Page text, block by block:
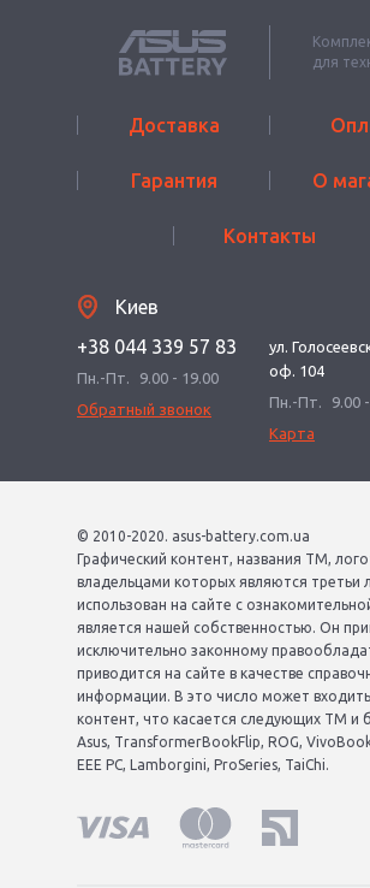
для
Доставка
Гарантия О
Контакты
Киев
+38 044 339 57 83
Пн.-Пт.
9.00 - 19.00
Обратный звонок
ул.
оф. 104
Пн.-Пт.
9.00
Карта
© 2010-2020. asus-battery.com.ua
Графический контент, названия ТМ,
владельцами которых являются третьи
использован на сайте с
является нашей собственностью. Он
исключительно законному
приводится на сайте в качестве
информации. В это число может
контент, что касается следующих ТМ и
Asus, TransformerBookFlip, ROG,
EEE PC, Lamborgini, ProSeries, TaiChi.